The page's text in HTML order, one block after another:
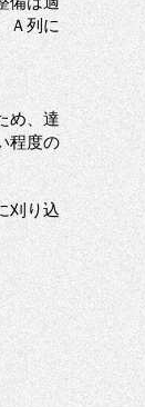
Ａ列に
め、達
程度の
刈り込